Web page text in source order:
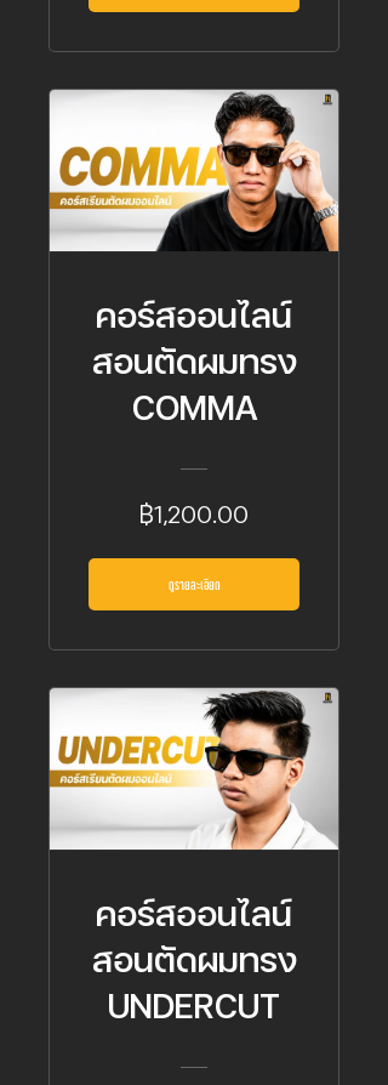
คอร์สออนไลน์
สอนตัดผมทรง
COMMA
฿1,200.00
ดูรายละเอียด
คอร์สออนไลน์
สอนตัดผมทรง
UNDERCUT